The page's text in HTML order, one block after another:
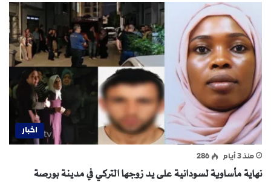
اخبار
منذ 3 أيام 286
نهاية مأساوية لسودانية على يد زوجها التركي في مدينة بورصة